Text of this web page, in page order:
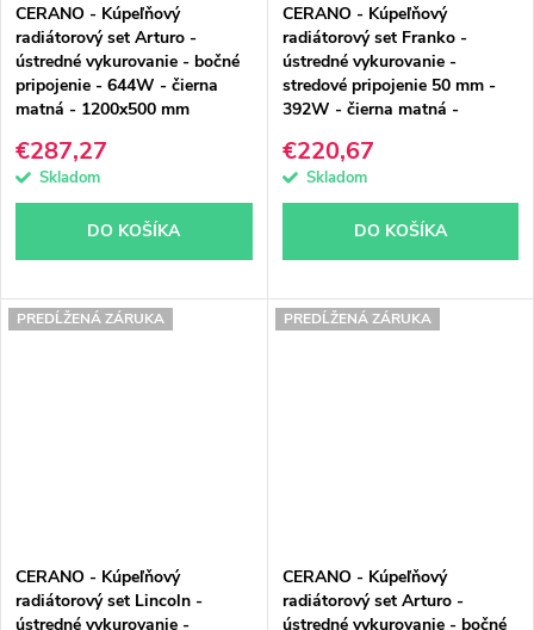
CERANO - Kúpeľňový
radiátorový set Arturo -
ústredné vykurovanie - bočné
pripojenie - 644W - čierna
matná - 1200x500 mm
€287,27
Skladom
DO KOŠÍKA
CERANO - Kúpeľňový
radiátorový set Franko -
ústredné vykurovanie -
stredové pripojenie 50 mm -
392W - čierna matná -
€220,67
Skladom
DO KOŠÍKA
PREDĹŽENÁ ZÁRUKA
CERANO - Kúpeľňový
radiátorový set Lincoln -
ústredné vykurovanie -
PREDĹŽENÁ ZÁRUKA
CERANO - Kúpeľňový
radiátorový set Arturo -
ústredné vykurovanie - bočné